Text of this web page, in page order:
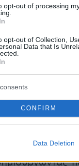
opt-out of processing
opt-out of Collection,
Data that Is
CONFIRM
Data Deletion
του
η ανάπτυξη
και
άμεσα
η